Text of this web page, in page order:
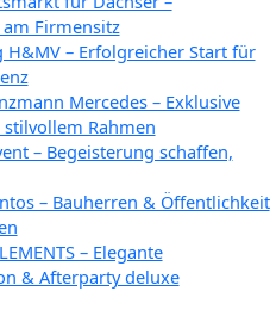
Firmensitz
– Erfolgreicher Start für
Mercedes – Exklusive
Rahmen
– Begeisterung schaffen,
– Bauherren & Öffentlichkeit
– Elegante
& Afterparty deluxe